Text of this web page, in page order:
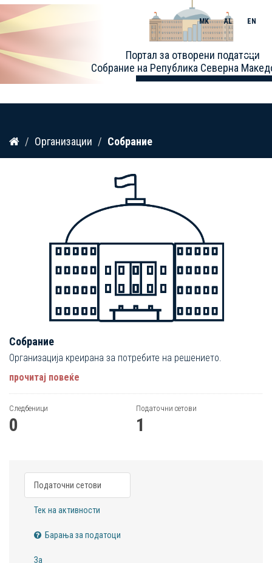
Прескокнете
содржина
Портал за отворени податоци
Собрание на Република Северна
MK AL EN
Toggle
Организации Собрание
Собрание
Организација креирана за потребите на решението.
прочитај повеќе
Следбеници
0
Податочни сетови
1
Податочни сетови
Тек на активности
Барања за податоци
За